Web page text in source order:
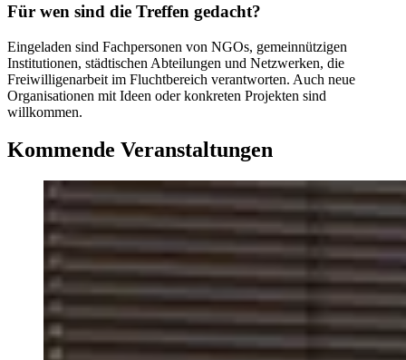
Für wen sind die Treffen gedacht?
Eingeladen sind Fachpersonen von NGOs, gemeinnützigen
Institutionen, städtischen Abteilungen und Netzwerken, die
Freiwilligenarbeit im Fluchtbereich verantworten. Auch neue
Organisationen mit Ideen oder konkreten Projekten sind
willkommen.
Kommende Veranstaltungen